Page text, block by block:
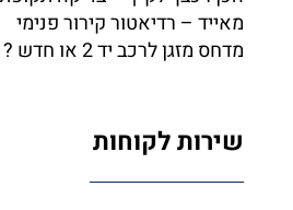
מאייד – רדיאטור קירור פנימי
מדחס מזגן לרכב יד 2 או חדש ?
שירות לקוחות